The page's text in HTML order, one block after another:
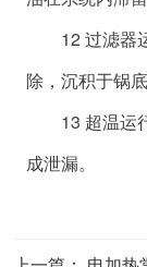
12 过滤器运
除，沉积于锅
13 超温运行
成泄漏。